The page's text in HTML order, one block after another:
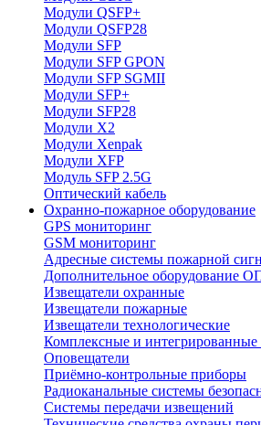
Модули QSFP+
Модули QSFP28
Модули SFP
Модули SFP GPON
Модули SFP SGMII
Модули SFP+
Модули SFP28
Модули X2
Модули Xenpak
Модули XFP
Модуль SFP 2.5G
Оптический кабель
Охранно-пожарное оборудование
GPS мониторинг
GSM мониторинг
Адресные системы пожарной
Дополнительное оборудование
Извещатели охранные
Извещатели пожарные
Извещатели технологические
Комплексные и интегрированные
Оповещатели
Приёмно-контрольные приборы
Радиоканальные системы
Системы передачи извещений